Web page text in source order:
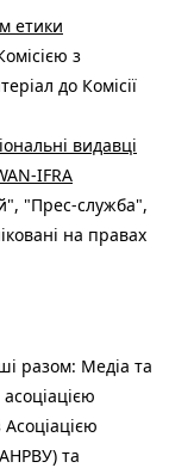
етики
з
до Комісії
видавці
IFRA
"Прес-служба",
на правах
разом: Медіа та
та